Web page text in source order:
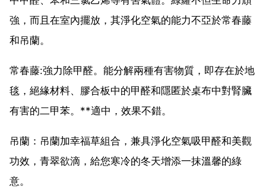
強，而且在室內擺放，其淨化空氣的能力不亞於常春藤
和吊蘭。
常春藤:強力除甲醛。能分解兩種有害物質，即存在於地
毯，絕緣材料、膠合板中的甲醛和隱匿於桌布中對腎臟
有害的二甲苯。**適中，效果不錯。
吊蘭：吊蘭加幸福草組合，兼具淨化空氣吸甲醛和美觀
功效，青翠欲滴，給您寒冷的冬天增添一抹溫馨的綠
意。